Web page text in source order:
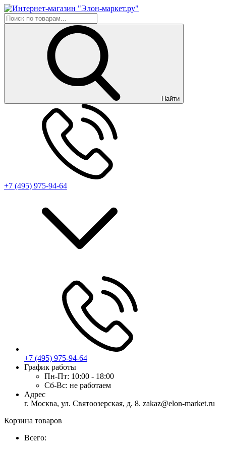
Найти
+7 (495) 975-94-64
+7 (495) 975-94-64
График работы
Пн-Пт: 10:00 - 18:00
Сб-Вс: не работаем
Адрес
г. Москва, ул. Святоозерская, д. 8. zakaz@elon-market.ru
Корзина товаров
Всего: